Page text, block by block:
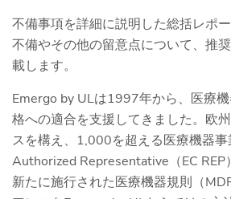
不備事項を詳細に説明した総括レポー
不備やその他の留意点について、推
載します。
Emergo by ULは1997年から、医療
格への適合を支援してきました。欧
スを構え、1,000を超える医療機器事
Authorized Representative（EC REP
新たに施行された医療機器規則（